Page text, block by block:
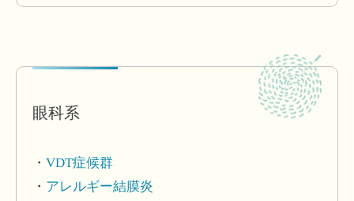
眼科系
VDT症候群
アレルギー結膜炎